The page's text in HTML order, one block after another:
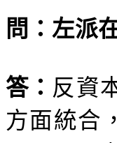
問：左派
答： 反資
方面統合